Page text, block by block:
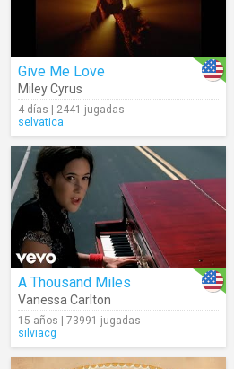
Give Me Love
Miley Cyrus
4 días | 2441 jugadas
selvatica
A Thousand Miles
Vanessa Carlton
15 años | 73991 jugadas
silviacg